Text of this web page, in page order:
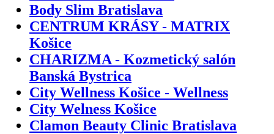
Body Slim Bratislava
CENTRUM KRÁSY - MATRIX
Košice
CHARIZMA - Kozmetický salón
Banská Bystrica
City Wellness Košice - Wellness
City Welness Košice
Clamon Beauty Clinic Bratislava